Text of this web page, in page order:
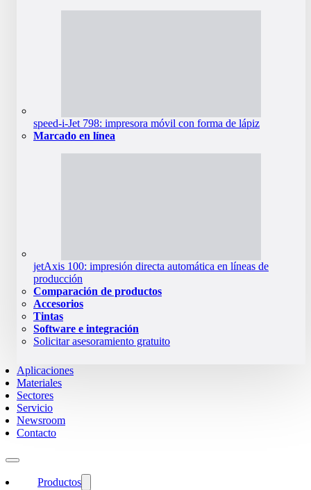
speed-i-Jet 798: impresora móvil con forma de lápiz
Marcado en línea
jetAxis 100: impresión directa automática en líneas de
producción
Comparación de productos
Accesorios
Tintas
Software e integración
Solicitar asesoramiento gratuito
Aplicaciones
Materiales
Sectores
Servicio
Newsroom
Contacto
Productos